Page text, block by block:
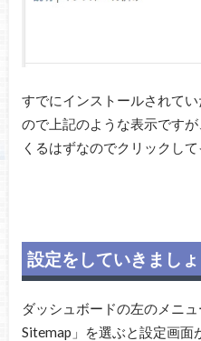
すでにインストールされて
ので上記のような表示です
くるはずなのでクリックし
設定をしていきましょ
ダッシュボードの左のメニ
Sitemap」を選ぶと設定画面